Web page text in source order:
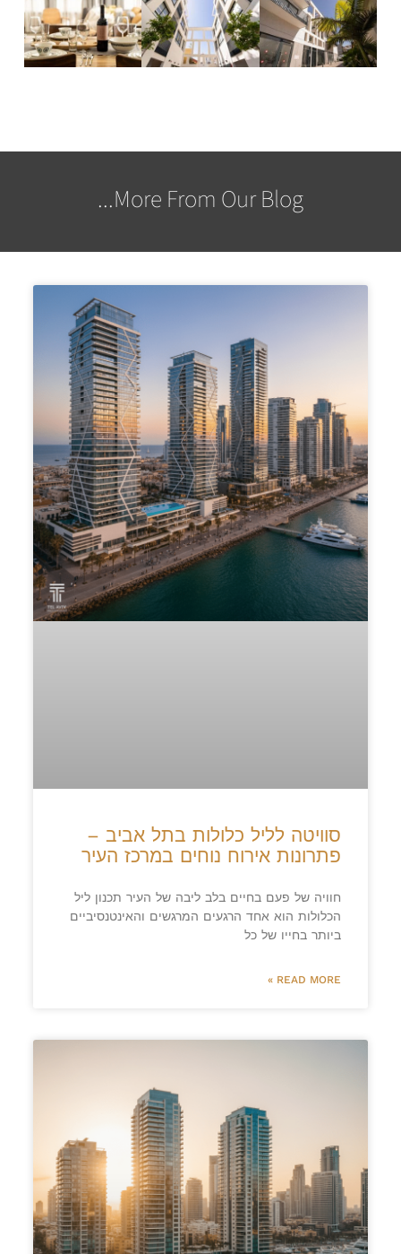
More From Our Blog...
סוויטה לליל כלולות בתל אביב –
פתרונות אירוח נוחים במרכז העיר
חוויה של פעם בחיים בלב ליבה של העיר תכנון ליל
הכלולות הוא אחד הרגעים המרגשים והאינטנסיביים
ביותר בחייו של כל
READ MORE »